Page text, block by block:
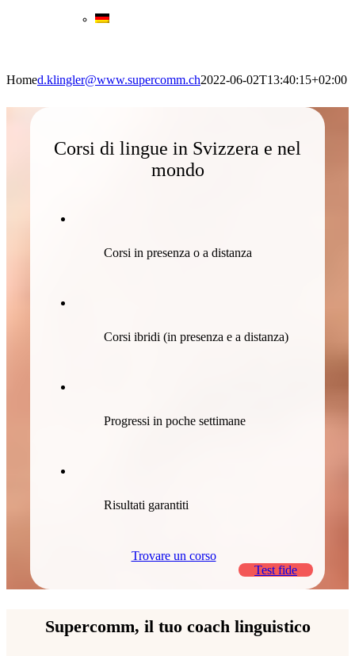
Homed.klingler@www.supercomm.ch2022-06-02T13:40:15+02:00
Corsi di lingue in Svizzera e nel
mondo
Corsi in presenza o a distanza
Corsi ibridi (in presenza e a distanza)
Progressi in poche settimane
Risultati garantiti
Trovare un corso
Test fide
Supercomm, il tuo coach linguistico